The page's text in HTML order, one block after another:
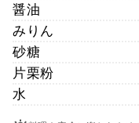
醤油
みりん
砂糖
片栗粉
水